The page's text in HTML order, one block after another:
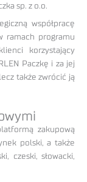
sp. z o.o.
współpracę
ramach programu
korzystający
Paczkę i za jej
także zwrócić ją
zakupową
polski, a także
czeski, słowacki,